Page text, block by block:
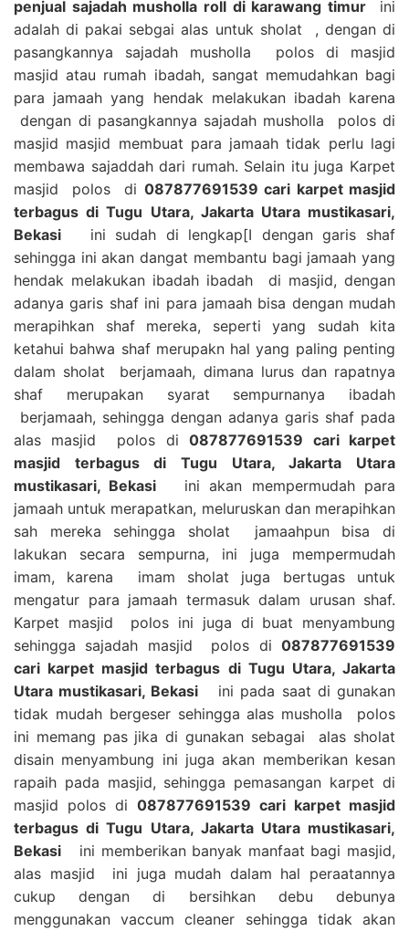
penjual sajadah musholla roll di karawang timurini
adalah di pakai sebgai alas untuk sholat , dengan di
pasangkannya sajadah musholla polos di masjid
masjid atau rumah ibadah, sangat memudahkan bagi
para jamaah yang hendak melakukan ibadah karena
dengan di pasangkannya sajadah musholla polos di
masjid masjid membuat para jamaah tidak perlu lagi
membawa sajaddah dari rumah. Selain itu juga Karpet
masjid polos di 087877691539 cari karpet masjid
terbagus di Tugu Utara, Jakarta Utara mustikasari,
Bekasi ini sudah di lengkap[I dengan garis shaf
sehingga ini akan dangat membantu bagi jamaah yang
hendak melakukan ibadah ibadah di masjid, dengan
adanya garis shaf ini para jamaah bisa dengan mudah
merapihkan shaf mereka, seperti yang sudah kita
ketahui bahwa shaf merupakn hal yang paling penting
dalam sholat berjamaah, dimana lurus dan rapatnya
shaf merupakan syarat sempurnanya ibadah
berjamaah, sehingga dengan adanya garis shaf pada
alas masjid polos di087877691539 cari karpet
masjid terbagus di Tugu Utara, Jakarta Utara
mustikasari, Bekasi ini akan mempermudah para
jamaah untuk merapatkan, meluruskan dan merapihkan
sah mereka sehingga sholat jamaahpun bisa di
lakukan secara sempurna, ini juga mempermudah
imam, karena imam sholat juga bertugas untuk
mengatur para jamaah termasuk dalam urusan shaf.
Karpet masjid polos ini juga di buat menyambung
sehingga sajadah masjid polos di 087877691539
cari karpet masjid terbagus di Tugu Utara, Jakarta
Utara mustikasari, Bekasi ini pada saat di gunakan
tidak mudah bergeser sehingga alas musholla polos
ini memang pas jika di gunakan sebagai alas sholat
disain menyambung ini juga akan memberikan kesan
rapaih pada masjid, sehingga pemasangan karpet di
masjid polos di 087877691539 cari karpet masjid
terbagus di Tugu Utara, Jakarta Utara mustikasari,
Bekasi ini memberikan banyak manfaat bagi masjid,
alas masjid ini juga mudah dalam hal peraatannya
cukup dengan di bersihkan debu debunya
menggunakan vaccum cleaner sehingga tidak akan